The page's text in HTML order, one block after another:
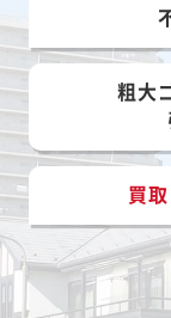
粗大
買